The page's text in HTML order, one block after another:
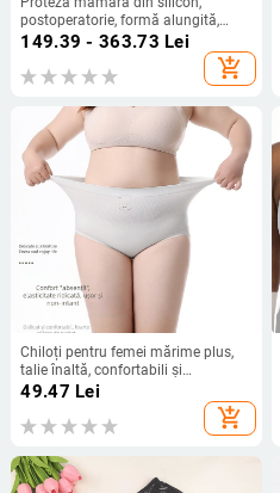
postoperatorie, formă alungită,
înaltă calitate, respirabilă
149.39 - 363.73 Lei
add_shopping_cart
Chiloți pentru femei mărime plus,
talie înaltă, confortabili și
antibacterieni, acoperire completă,
din nylon prietenos cu pielea,
căptușeală din mătase de dud
49.47 Lei
add_shopping_cart